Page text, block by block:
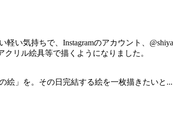
い気持ちで、Instagramのアカウント、
リル絵具等で描くようになりました。
絵」を。その日完結する絵を一枚描きたいと...